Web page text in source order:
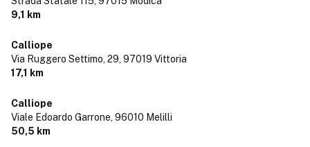
9,1 km
Calliope
Via Ruggero Settimo, 29, 97019 Vittoria
17,1 km
Calliope
Viale Edoardo Garrone, 96010 Melilli
50,5 km